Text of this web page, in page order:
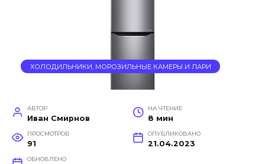
ХОЛОДИЛЬНИКИ, МОРОЗИЛЬНЫЕ КАМЕРЫ И ЛАРИ
АВТОР
Иван Смирнов
НА ЧТЕНИЕ
8 мин
ПРОСМОТРОВ
91
ОПУБЛИКОВАНО
21.04.2023
ОБНОВЛЕНО